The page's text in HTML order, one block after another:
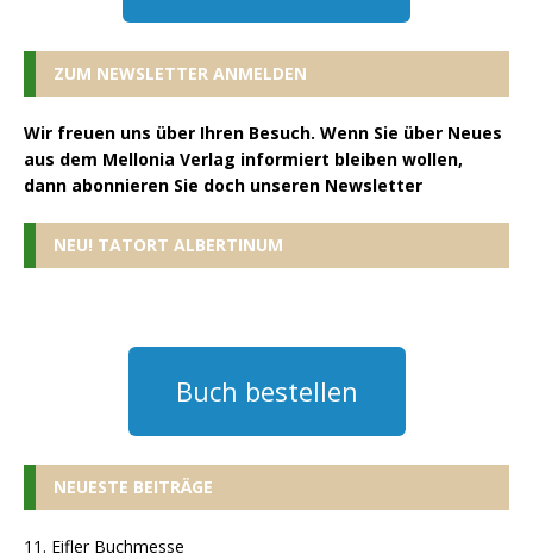
ZUM NEWSLETTER ANMELDEN
Wir freuen uns über Ihren Besuch. Wenn Sie über Neues
aus dem Mellonia Verlag informiert bleiben wollen,
dann abonnieren Sie doch unseren Newsletter
NEU! TATORT ALBERTINUM
Buch bestellen
NEUESTE BEITRÄGE
11. Eifler Buchmesse